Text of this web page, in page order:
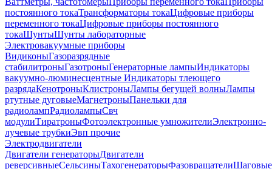
постоянного токаТрансформаторы токаЦифровые приборы
переменного токаЦифровые приборы постоянного
токаШунтыШунты лабораторные
Электровакуумные приборы
ВидиконыГазоразрядные
стабилитроныГазотроныГенераторные лампыИндикаторы
вакуумно-люминесцентные Индикаторы тлеющего
разрядаКенотроныКлистроныЛампы бегущей волныЛампы
ртутные дуговыеМагнетроныПанельки для
радиолампРадиолампыСвч
модулиТиратроныФотоэлектронные умножителиЭлектронно-
лучевые трубкиЭвп прочие
Электродвигатели
Двигатели генераторыДвигатели
реверсивныеСельсиныТахогенераторыФазовращателиШаговые